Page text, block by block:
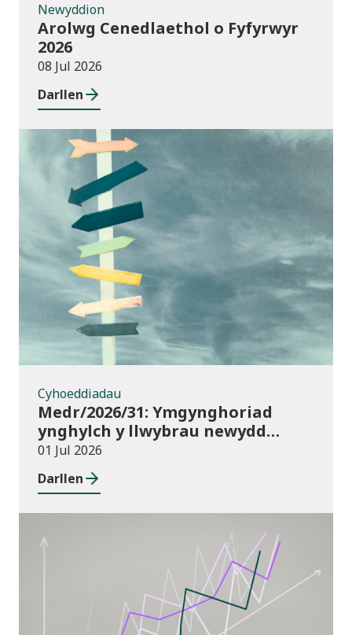
Newyddion
Arolwg Cenedlaethol o Fyfyrwyr
2026
08 Jul 2026
Darllen
Cyhoeddiadau
Cyhoeddiadau
Medr/2026/31: Ymgynghoriad
ynghylch y llwybrau newydd
arfaethedig yn y Fframwaith
Prentisiaeth Adeiladu a
Gwasanaethau Adeiladau
01 Jul 2026
Darllen